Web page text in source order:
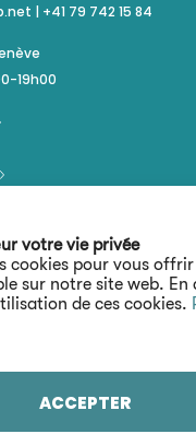
votre vie privée
cookies pour vous
sur notre site web.
de ces cookies.
ACCEPTER
| +41 79 742 15 84
19h00